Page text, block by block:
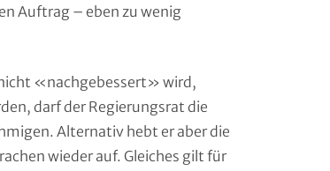
Auftrag – eben zu wenig
«nachgebessert» wird,
darf der Regierungsrat die
Alternativ hebt er aber die
wieder auf. Gleiches gilt für